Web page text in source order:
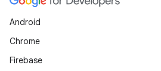
Android
Chrome
Firebase